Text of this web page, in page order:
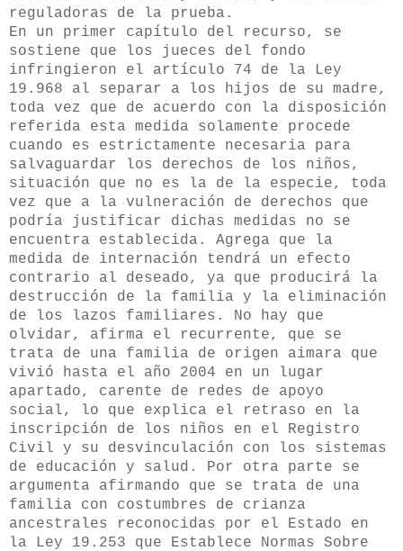
reguladoras de la prueba.
En un primer capítulo del recurso, se
sostiene que los jueces del fondo
infringieron el artículo 74 de la Ley
19.968 al separar a los hijos de su madre,
toda vez que de acuerdo con la disposición
referida esta medida solamente procede
cuando es estrictamente necesaria para
salvaguardar los derechos de los niños,
situación que no es la de la especie, toda
vez que a la vulneración de derechos que
podría justificar dichas medidas no se
encuentra establecida. Agrega que la
medida de internación tendrá un efecto
contrario al deseado, ya que producirá la
destrucción de la familia y la eliminación
de los lazos familiares. No hay que
olvidar, afirma el recurrente, que se
trata de una familia de origen aimara que
vivió hasta el año 2004 en un lugar
apartado, carente de redes de apoyo
social, lo que explica el retraso en la
inscripción de los niños en el Registro
Civil y su desvinculación con los sistemas
de educación y salud. Por otra parte se
argumenta afirmando que se trata de una
familia con costumbres de crianza
ancestrales reconocidas por el Estado en
la Ley 19.253 que Establece Normas Sobre